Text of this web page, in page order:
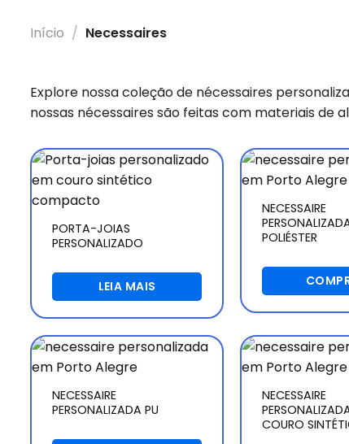
Início / Necessaires
Explore nossa coleção de nécessaires
nossas nécessaires são feitas com materiais de
PORTA-JOIAS
PERSONALIZADO
LEIA MAIS
NECESSAIRE
POLIÉSTER
NECESSAIRE
PERSONALIZADA PU
NECESSAIRE
COURO